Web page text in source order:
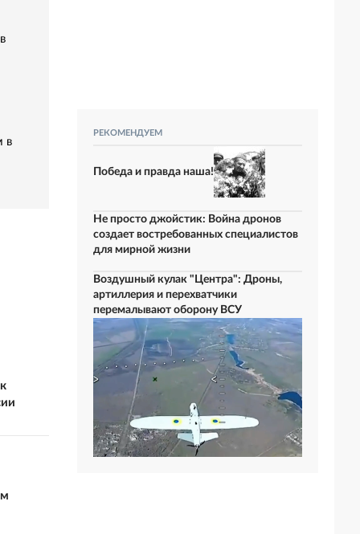
в
РЕКОМЕНДУЕМ
Победа и правда наша!
Не просто джойстик: Война дронов
создает востребованных специалистов
для мирной жизни
Воздушный кулак "Центра": Дроны,
артиллерия и перехватчики
перемалывают оборону ВСУ